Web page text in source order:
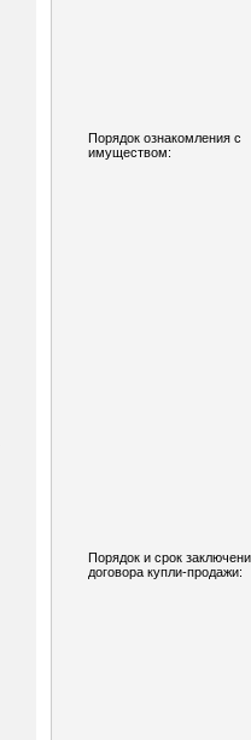
Порядок ознакомления с
имуществом:
Порядок и срок
договора купли-продажи: